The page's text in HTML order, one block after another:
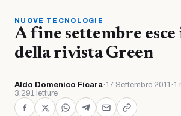
NUOVE TECNOLOGIE
A fine settembre esce
della rivista Green
Aldo Domenico Ficara·17 Settembre 2011·1
3.291 letture